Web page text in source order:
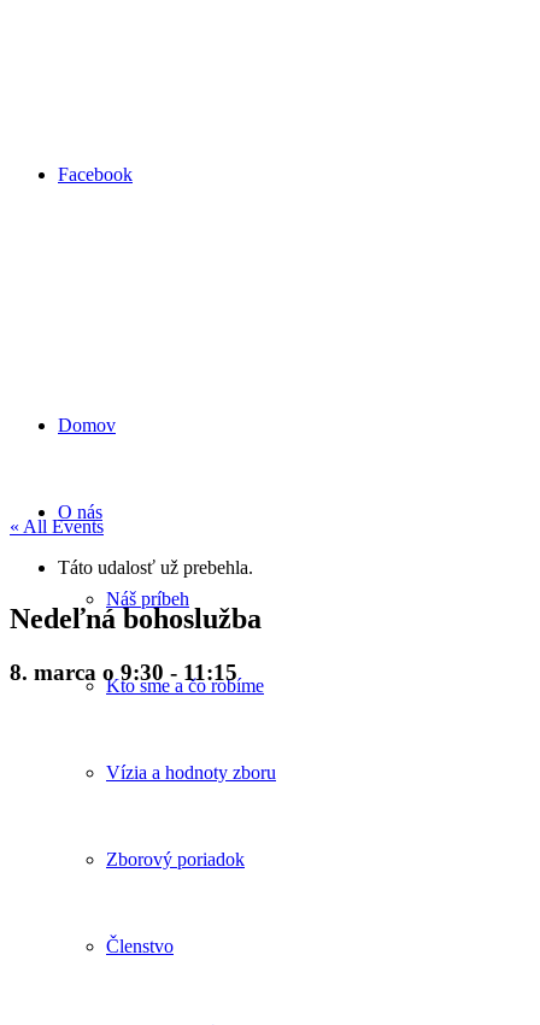
Facebook
Domov
O nás
Náš príbeh
Kto sme a čo robíme
Vízia a hodnoty zboru
Zborový poriadok
Členstvo
« All Events
Táto udalosť už prebehla.
Nedeľná bohoslužba
8. marca o 9:30 - 11:15